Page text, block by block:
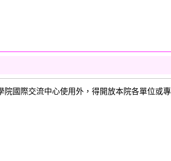
國際交流中心使用外，得開放本院各單位或